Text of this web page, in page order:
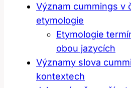
Význam cummings v
etymologie
Etymologie
obou jazycích
Významy slova
kontextech